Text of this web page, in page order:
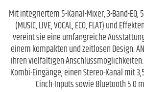
Mit integriertem 5-Kanal-Mixer, 3-Band-EQ,
(MUSIC, LIVE, VOCAL, ECO, FLAT) und
vereint sie eine umfangreiche
einem kompakten und zeitlosen Design.
ihren vielfältigen
Kombi-Eingänge, einen Stereo-Kanal mit
Cinch-Inputs sowie Bluetooth 5.0